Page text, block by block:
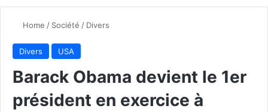
Home / Société / Divers
Divers USA
Barack Obama devient le 1er
président en exercice à